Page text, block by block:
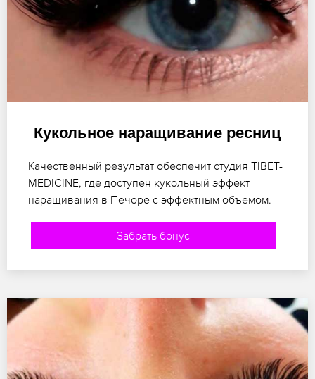
Кукольное наращивание ресниц
Качественный результат обеспечит студия TIBET-
MEDICINE, где доступен кукольный эффект
наращивания в Печоре с эффектным объемом.
Забрать бонус